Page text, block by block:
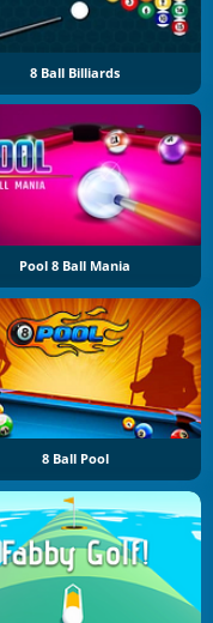
8 Ball Billiards
Pool 8 Ball Mania
8 Ball Pool